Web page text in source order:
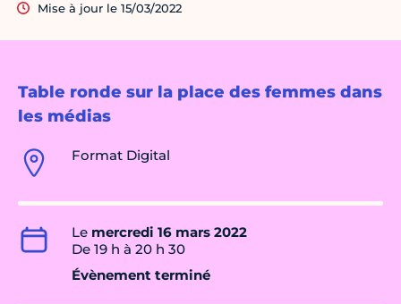
Table ronde sur la place des femmes dans
les médias
Format Digital
Le mercredi 16 mars 2022
De 19 h à 20 h 30
Évènement terminé
Mise à jour le 15/03/2022